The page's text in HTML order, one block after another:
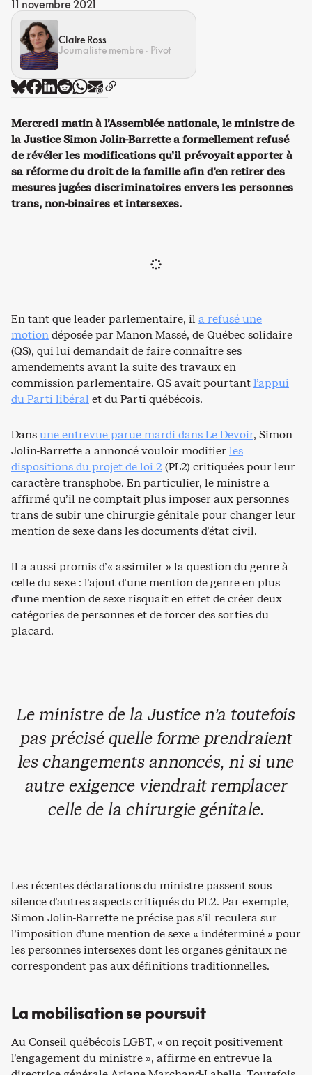
11 novembre 2021
Claire Ross
Journaliste membre · Pivot
Mercredi matin à l’Assemblée nationale, le ministre de
la Justice Simon Jolin-Barrette a formellement refusé
de révéler les modifications qu’il prévoyait apporter à
sa réforme du droit de la famille afin d’en retirer des
mesures jugées discriminatoires envers les personnes
trans, non-binaires et intersexes.
En tant que leader parlementaire, il a refusé une
motiondéposée par Manon Massé, de Québec solidaire
(QS), qui lui demandait de faire connaître ses
amendements avant la suite des travaux en
commission parlementaire. QS avait pourtantl’appui
du Parti libéral et du Parti québécois.
Dansune entrevue parue mardi dans Le Devoir, Simon
Jolin-Barrette a annoncé vouloir modifier les
dispositions du projet de loi 2 (PL2) critiquées pour leur
caractère transphobe. En particulier, le ministre a
affirmé qu’il ne comptait plus imposer aux personnes
trans de subir une chirurgie génitale pour changer leur
mention de sexe dans les documents d’état civil.
Il a aussi promis d’« assimiler » la question du genre à
celle du sexe : l’ajout d’une mention de genre en plus
d’une mention de sexe risquait en effet de créer deux
catégories de personnes et de forcer des sorties du
placard.
Le ministre de la Justice n’a toutefois
pas précisé quelle forme prendraient
les changements annoncés, ni si une
autre exigence viendrait remplacer
celle de la chirurgie génitale.
Les récentes déclarations du ministre passent sous
silence d’autres aspects critiqués du PL2. Par exemple,
Simon Jolin-Barrette ne précise pas s’il reculera sur
l’imposition d’une mention de sexe « indéterminé » pour
les personnes intersexes dont les organes génitaux ne
correspondent pas aux définitions traditionnelles.
La mobilisation se poursuit
Au Conseil québécois LGBT, « on reçoit positivement
l’engagement du ministre », affirme en entrevue la